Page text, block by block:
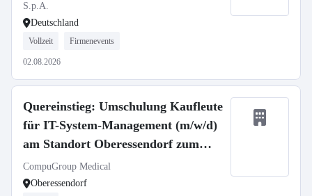
S.p.A.
Deutschland
Vollzeit Firmenevents
02.08.2026
Quereinstieg: Umschulung Kaufleute
für IT-System-Management (m/w/d)
am Standort Oberessendorf zum
01.09.2026
CompuGroup Medical
Oberessendorf